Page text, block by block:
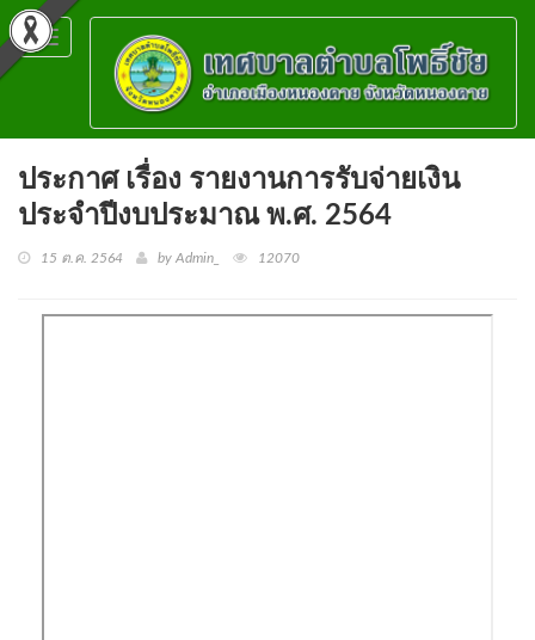
Toggle
navigation
ประกาศ เรื่อง รายงานการรับจ่ายเงิน
ประจำปีงบประมาณ พ.ศ. 2564
15 ต.ค. 2564 by Admin_ 12070